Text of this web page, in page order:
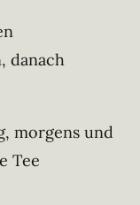
danach
morgens und
Tee